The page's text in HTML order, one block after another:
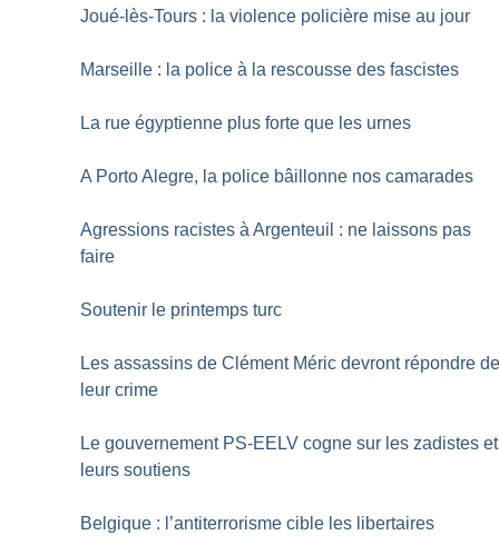
Joué-lès-Tours : la violence policière mise au jour
Marseille : la police à la rescousse des fascistes
La rue égyptienne plus forte que les urnes
A Porto Alegre, la police bâillonne nos camarades
Agressions racistes à Argenteuil : ne laissons pas
faire
Soutenir le printemps turc
Les assassins de Clément Méric devront répondre
leur crime
Le gouvernement PS-EELV cogne sur les zadistes et
leurs soutiens
Belgique : l’antiterrorisme cible les libertaires